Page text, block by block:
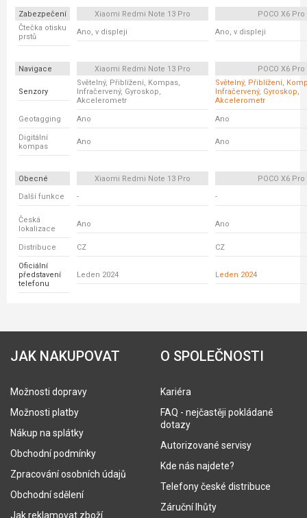
Zabezpečení Xiaomi Redmi Note 13 Pro
POCO X6 Pro
Čtečka otisku
prstů
Ano, v displeji Ano, v displeji
Navigace Xiaomi Redmi Note 13 Pro POCO X6 Pro
Senzory
Světelný, Přiblížení, Kompas,
Infračervený, Gyroskop,
Akcelerometr
Světelný, Přiblížení,
Infračervený, Gyroskop,
Akcelerometr
Geotagging Ano Ano
Digitální
kompas
Ano Ano
Obecné Xiaomi Redmi Note 13 Pro
POCO X6 Pro
Další funkce
- -
Česká
lokalizace
Ano Ano
Distribuce CZ CZ
Oficiální
představení
telefonu
Leden 2024 Leden 2024
JAK NAKUPOVAT
Možnosti dopravy
Možnosti platby
Nákup na splátky
Obchodní podmínky
Zpracování osobních údajů
Obchodní sdělení
Jak reklamovat zboží
O SPOLEČNOSTI
Kariéra
FAQ - nejčastěji pokládané
dotazy
Autorizované servisy
Kde nás najdete?
Telefony české distribuce
Záruční lhůty